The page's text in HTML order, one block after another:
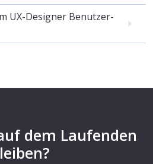
UX-Designer Benutzer-
dem Laufenden